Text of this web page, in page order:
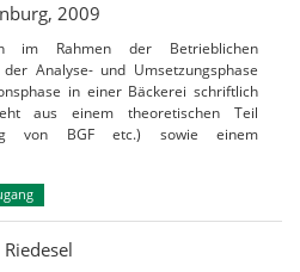
2009
im Rahmen der Betrieblichen
Analyse- und Umsetzungsphase
in einer Bäckerei schriftlich
aus einem theoretischen Teil
von BGF etc.) sowie einem